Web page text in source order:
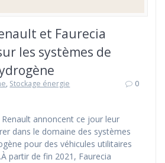
et Faurecia
les systèmes de
, Stockage énergie
0
annoncent ce jour leur
dans le domaine des systèmes
pour des véhicules utilitaires
partir de fin 2021, Faurecia